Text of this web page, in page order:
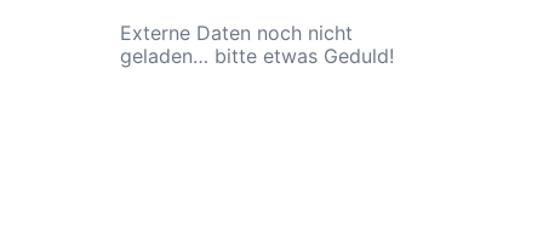
Externe Daten noch nicht
geladen… bitte etwas Geduld!